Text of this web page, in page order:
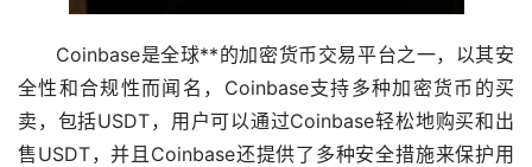
Coinbase是全球**的加密货币交易平台之一，以其安
全性和合规性而闻名，Coinbase支持多种加密货币的买
卖，包括USDT，用户可以通过Coinbase轻松地购买和出
售USDT，并且Coinbase还提供了多种安全措施来保护用